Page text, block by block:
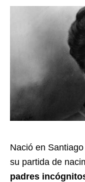
Nació en
su partida de
padres